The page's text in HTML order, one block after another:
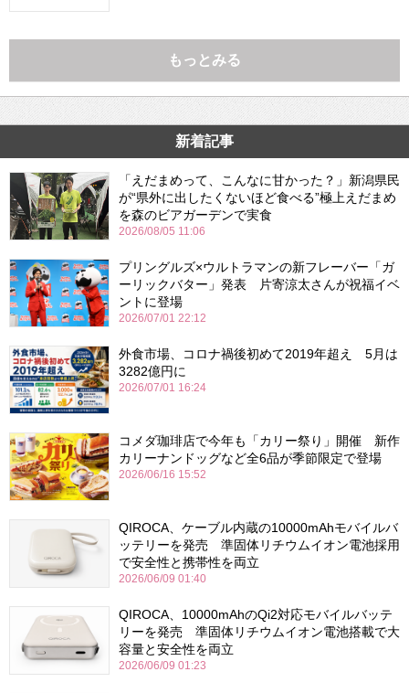
もっとみる
新着記事
「えだまめって、こんなに甘かった？」新潟県民
が“県外に出したくないほど食べる”極上えだまめ
を森のビアガーデンで実食
2026/08/05 11:06
プリングルズ×ウルトラマンの新フレーバー「ガ
ーリックバター」発表 片寄涼太さんが祝福イベ
ントに登場
2026/07/01 22:12
外食市場、コロナ禍後初めて2019年超え 5月は
3282億円に
2026/07/01 16:24
コメダ珈琲店で今年も「カリー祭り」開催 新作
カリーナンドッグなど全6品が季節限定で登場
2026/06/16 15:52
QIROCA、ケーブル内蔵の10000mAhモバイルバ
ッテリーを発売 準固体リチウムイオン電池採用
で安全性と携帯性を両立
2026/06/09 01:40
QIROCA、10000mAhのQi2対応モバイルバッテ
リーを発売 準固体リチウムイオン電池搭載で大
容量と安全性を両立
2026/06/09 01:23